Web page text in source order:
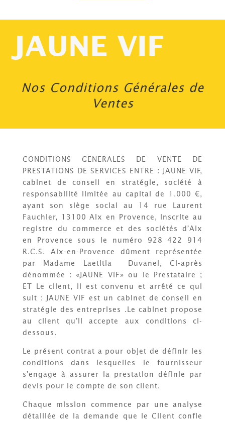
JAUNE VIF
Nos Conditions Générales de
Ventes
CONDITIONS GENERALES DE VENTE DE
PRESTATIONS DE SERVICES ENTRE : JAUNE VIF,
cabinet de conseil en stratégie, société à
responsabilité limitée au capital de 1.000 €,
ayant son siège social au 14 rue Laurent
Fauchier, 13100 Aix en Provence, inscrite au
registre du commerce et des sociétés d’Aix
en Provence sous le numéro 928 422 914
R.C.S. Aix-en-Provence
dûment représentée
par Madame Laetitia Duvanel, Ci-après
dénommée : «JAUNE VIF» ou le Prestataire ;
ET Le client, Il est convenu et arrêté ce qui
suit : JAUNE VIF est un cabinet de conseil en
stratégie des entreprises .Le cabinet propose
au client qu’il accepte aux conditions ci-
dessous.
Le présent contrat a pour objet de définir les
conditions dans lesquelles le fournisseur
s’engage à assurer la prestation définie par
devis pour le compte de son client.
Chaque mission commence par une analyse
détaillée de la demande que le Client confie